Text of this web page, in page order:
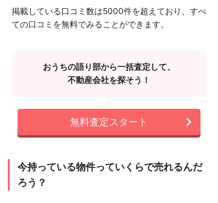
掲載している口コミ数は5000件を超えており、すべ
ての口コミを無料でみることができます。
おうちの語り部から一括査定して、
不動産会社を探そう！
無料査定スタート
今持っている物件っていくらで売れるんだ
ろう？